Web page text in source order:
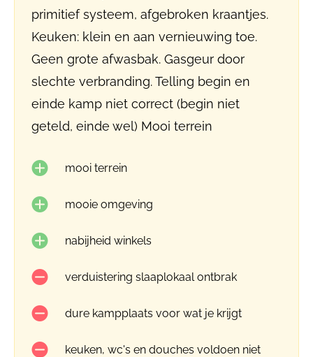
primitief systeem, afgebroken kraantjes.
Keuken: klein en aan vernieuwing toe.
Geen grote afwasbak. Gasgeur door
slechte verbranding. Telling begin en
einde kamp niet correct (begin niet
geteld, einde wel) Mooi terrein
mooi terrein
mooie omgeving
nabijheid winkels
verduistering slaaplokaal ontbrak
dure kampplaats voor wat je krijgt
keuken, wc's en douches voldoen niet